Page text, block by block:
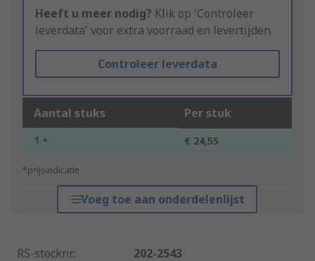
Heeft u meer nodig? Klik op 'Controleer
leverdata' voor extra voorraad en levertijden.
Controleer leverdata
Aantal stuks Per stuk
1 + € 24,55
*prijsindicatie
Voeg toe aan onderdelenlijst
RS-stocknr.:
202-2543